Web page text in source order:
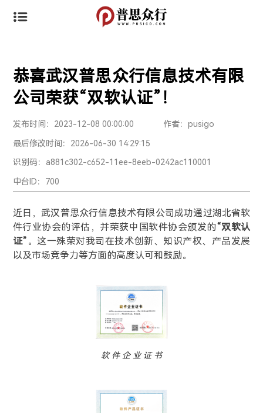
恭喜武汉普思众行信息技术有限
公司荣获“双软认证”！
发布时间：2023-12-08 00:00:00 作者：pusigo
最后修改时间：2026-06-30 14:29:15
识别码：a881c302-c652-11ee-8eeb-0242ac110001
中台ID：700
近日，武汉普思众行信息技术有限公司成功通过湖北省软
件行业协会的评估，并荣获中国软件协会颁发的“双软认
证” 。这一殊荣对我司在技术创新、知识产权、产品发展
以及市场竞争力等方面的高度认可和鼓励。
软 件 企 业 证 书